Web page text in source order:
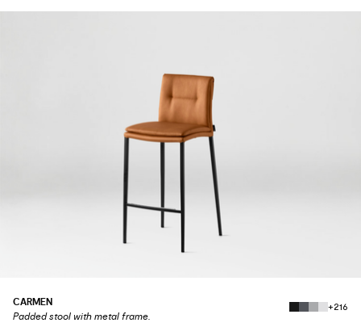
CARMEN
Padded stool with metal frame.
+216